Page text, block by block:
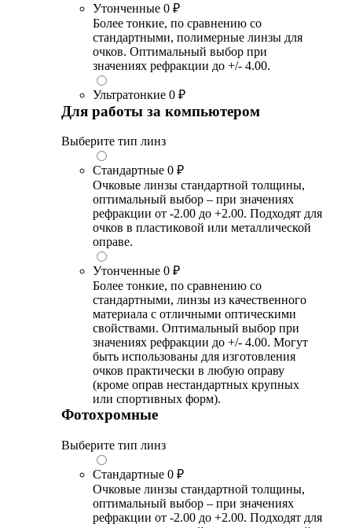
Утонченные 0 ₽
Более тонкие, по сравнению со
стандартными, полимерные линзы для
очков. Оптимальный выбор при
значениях рефракции до +/- 4.00.
Ультратонкие 0 ₽
Для работы за компьютером
Выберите тип линз
Стандартные 0 ₽
Очковые линзы стандартной толщины,
оптимальный выбор – при значениях
рефракции от -2.00 до +2.00. Подходят для
очков в пластиковой или металлической
оправе.
Утонченные 0 ₽
Более тонкие, по сравнению со
стандартными, линзы из качественного
материала с отличными оптическими
свойствами. Оптимальный выбор при
значениях рефракции до +/- 4.00. Могут
быть использованы для изготовления
очков практически в любую оправу
(кроме оправ нестандартных крупных
или спортивных форм).
Фотохромные
Выберите тип линз
Стандартные 0 ₽
Очковые линзы стандартной толщины,
оптимальный выбор – при значениях
рефракции от -2.00 до +2.00. Подходят для